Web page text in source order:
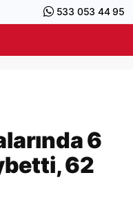
533 053 44 95
6
62